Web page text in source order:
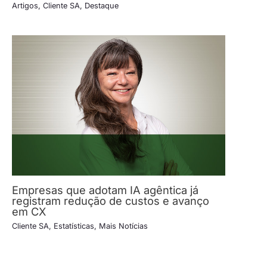
Artigos, Cliente SA, Destaque
Empresas que adotam IA agêntica já
registram redução de custos e avanço
em CX
Cliente SA, Estatísticas, Mais Notícias